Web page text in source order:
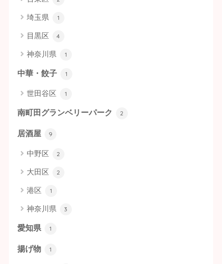
埼玉県 1
目黒区 4
神奈川県 1
中華・餃子 1
世田谷区 1
南町田グランベリーパーク 2
居酒屋 9
中野区 2
大田区 2
港区 1
神奈川県 3
愛知県 1
揚げ物 1